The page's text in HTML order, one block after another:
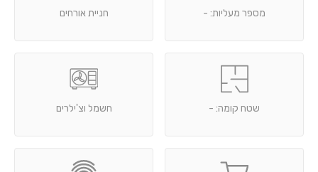
מספר מעליות: - חניית אורחים
שטח קומה: - חשמל וצ'ילרים